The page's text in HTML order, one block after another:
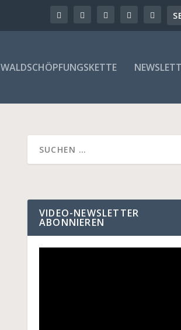
WALDSCHÖPFUNGSKETTE
VIDEO-NEWSLETTER
ABONNIEREN